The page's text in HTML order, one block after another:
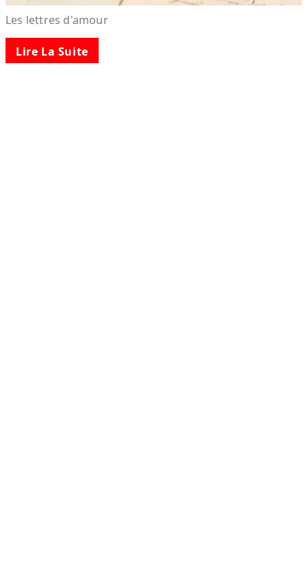
Les lettres d'amour
Lire La Suite